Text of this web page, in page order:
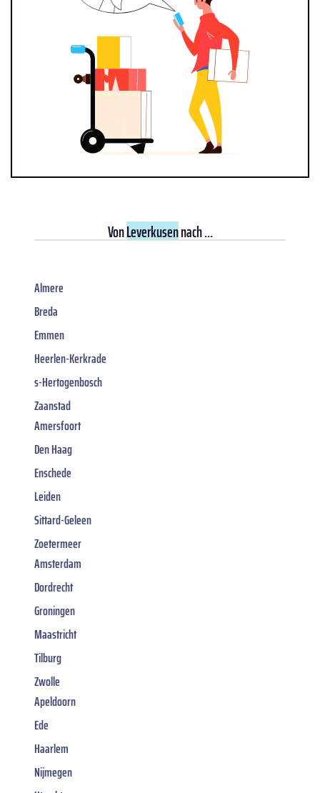
VonLeverkusennach ...
Almere
Breda
Emmen
Heerlen-Kerkrade
s-Hertogenbosch
Zaanstad
Amersfoort
Den Haag
Enschede
Leiden
Sittard-Geleen
Zoetermeer
Amsterdam
Dordrecht
Groningen
Maastricht
Tilburg
Zwolle
Apeldoorn
Ede
Haarlem
Nijmegen